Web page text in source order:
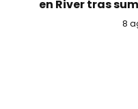
en River tras
8